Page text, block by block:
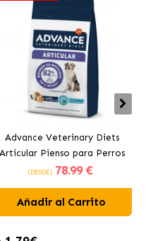
Advance Veterinary Diets
Articular Pienso para Perros
con Pollo
(DESDE) 78.99 €
Añadir al Carrito